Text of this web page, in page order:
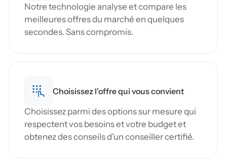
Notre technologie analyse et compare les
meilleures offres du marché en quelques
secondes. Sans compromis.
Choisissez l'offre qui vous convient
Choisissez parmi des options sur mesure qui
respectent vos besoins et votre budget et
obtenez des conseils d'un conseiller certifié.